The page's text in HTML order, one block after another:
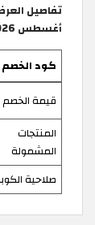
تفاصيل
أغسطس 2026)
كود الخصم
قيمة الخصم
المنتجات
المشمولة
صلاحية